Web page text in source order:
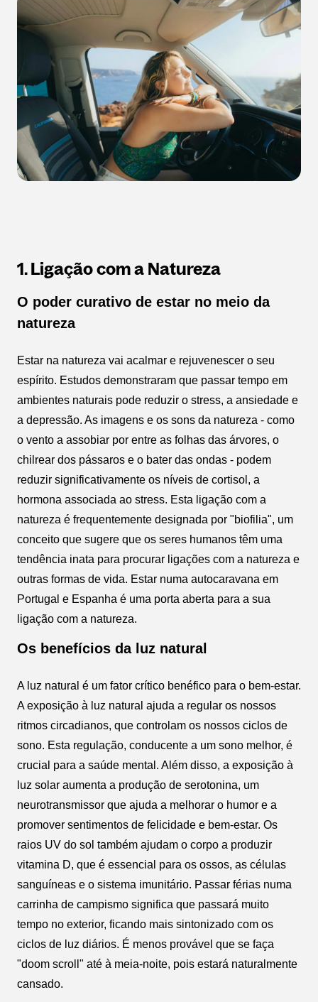
1. Ligação com a Natureza
O poder curativo de estar no meio da
natureza
Estar na natureza vai acalmar e rejuvenescer o seu
espírito. Estudos demonstraram que passar tempo em
ambientes naturais pode reduzir o stress, a ansiedade e
a depressão. As imagens e os sons da natureza - como
o vento a assobiar por entre as folhas das árvores, o
chilrear dos pássaros e o bater das ondas - podem
reduzir significativamente os níveis de cortisol, a
hormona associada ao stress. Esta ligação com a
natureza é frequentemente designada por "biofilia", um
conceito que sugere que os seres humanos têm uma
tendência inata para procurar ligações com a natureza e
outras formas de vida. Estar numa autocaravana em
Portugal e Espanha é uma porta aberta para a sua
ligação com a natureza.
Os benefícios da luz natural
A luz natural é um fator crítico benéfico para o bem-estar.
A exposição à luz natural ajuda a regular os nossos
ritmos circadianos, que controlam os nossos ciclos de
sono. Esta regulação, conducente a um sono melhor, é
crucial para a saúde mental. Além disso, a exposição à
luz solar aumenta a produção de serotonina, um
neurotransmissor que ajuda a melhorar o humor e a
promover sentimentos de felicidade e bem-estar. Os
raios UV do sol também ajudam o corpo a produzir
vitamina D, que é essencial para os ossos, as células
sanguíneas e o sistema imunitário. Passar férias numa
carrinha de campismo significa que passará muito
tempo no exterior, ficando mais sintonizado com os
ciclos de luz diários. É menos provável que se faça
"doom scroll" até à meia-noite, pois estará naturalmente
cansado.